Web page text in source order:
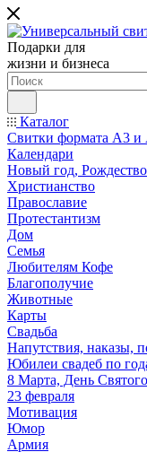
Подарки для
жизни и бизнеса
Каталог
Свитки формата А3 и
Календари
Новый год, Рождество
Христианство
Православие
Протестантизм
Дом
Семья
Любителям Кофе
Благополучие
Животные
Карты
Свадьба
Напутствия, наказы,
Юбилеи свадеб по
8 Марта, День
23 февраля
Мотивация
Юмор
Армия